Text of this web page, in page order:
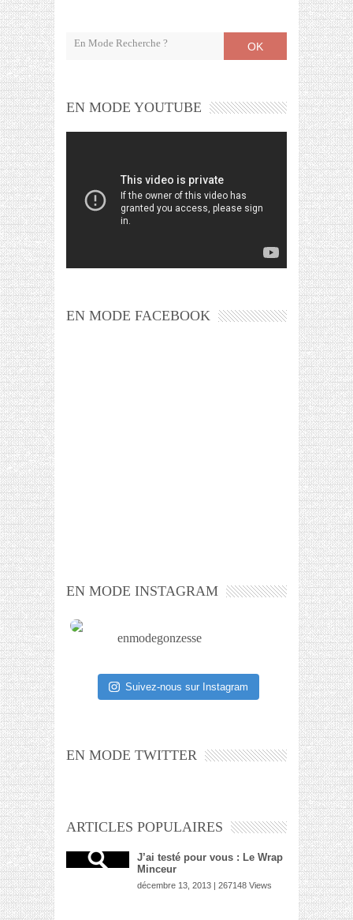
OK
EN MODE YOUTUBE
EN MODE FACEBOOK
EN MODE INSTAGRAM
enmodegonzesse
Suivez-nous sur Instagram
EN MODE TWITTER
ARTICLES POPULAIRES
J’ai testé pour vous : Le Wrap
Minceur
décembre 13, 2013 | 267148 Views